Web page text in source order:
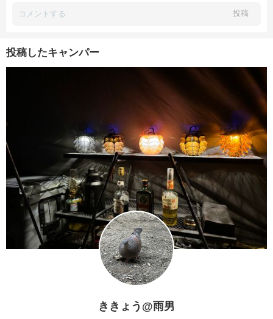
投稿
投稿したキャンパー
ききょう@雨男